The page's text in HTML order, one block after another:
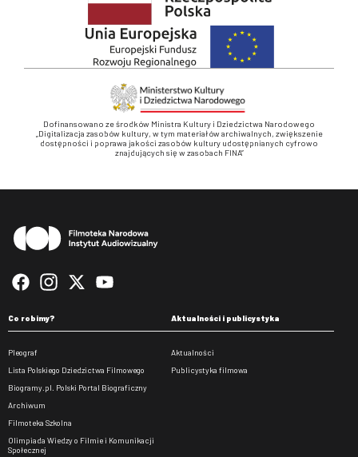
Dofinansowano ze środków Ministra Kultury i Dziedzictwa Narodowego
„Digitalizacja zasobów kultury, w tym materiałów archiwalnych, zwiększenie
dostępności i poprawa jakości zasobów kultury udostępnianych cyfrowo
znajdujących się w zasobach FINA”
Co robimy?
Pleograf
Lista Polskiego Dziedzictwa Filmowego
Biogramy.pl. Polski Portal Biograficzny
Archiwum
Filmoteka Szkolna
Olimpiada Wiedzy o Filmie i Komunikacji
Społecznej
Aktualności i publicystyka
Aktualności
Publicystyka filmowa